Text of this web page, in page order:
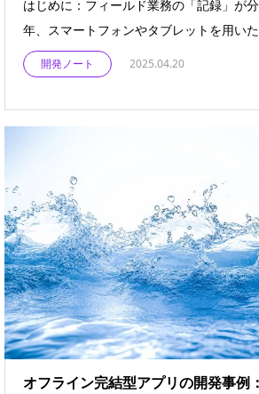
はじめに：フィールド業務の「記録」が
年、スマートフォンやタブレットを用い
開発ノート 2025.04.20
オフライン完結型アプリの開発事例